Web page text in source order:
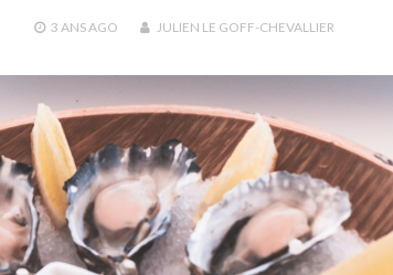
3 ANSAGO JULIEN LE GOFF-CHEVALLIER